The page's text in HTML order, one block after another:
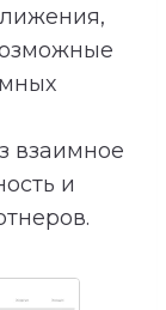
взаимное
и